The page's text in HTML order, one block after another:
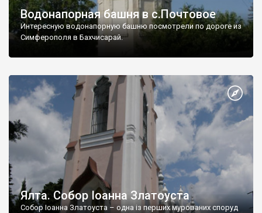
Водонапорная башня в с.Почтовое
Интересную водонапорную башню посмотрели по дороге из
Симферополя в Бахчисарай.
Ялта. Собор Іоанна Златоуста
Собор Іоанна Златоуста – одна із перших мурованих споруд